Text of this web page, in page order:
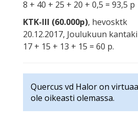
8 + 40 + 25 + 20 + 0,5 = 93,5 p
KTK-III (60.000p), hevosktk
20.12.2017, Joulukuun
17 + 15 + 13 + 15 = 60 p.
Quercus vd Halor on
ole oikeasti olemassa.